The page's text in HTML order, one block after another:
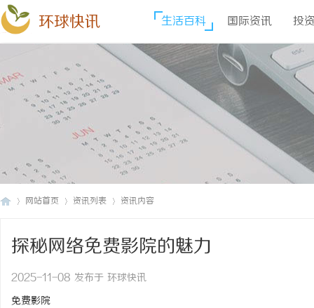
环球快讯 生活百科 国际资讯 投
网站首页 资讯列表 资讯内容
探秘网络免费影院的魅力
2025-11-08 发布于 环球快讯
免费影院